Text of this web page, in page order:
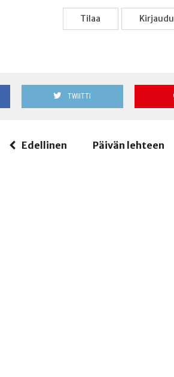
Tilaa Kir­jau­du
TWIITTI
Edellinen Päivän lehteen